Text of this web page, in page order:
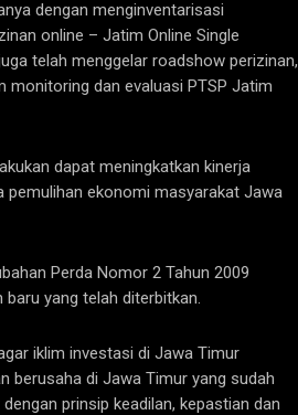
dengan menginventarisasi
online – Jatim Online Single
telah menggelar roadshow perizinan,
dan evaluasi PTSP Jatim
dapat meningkatkan kinerja
pemulihan ekonomi masyarakat Jawa
Perda Nomor 2 Tahun 2009
yang telah diterbitkan.
iklim investasi di Jawa Timur
berusaha di Jawa Timur yang sudah
prinsip keadilan, kepastian dan